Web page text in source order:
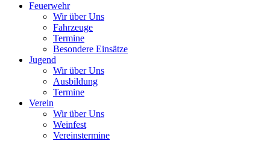
Feuerwehr
Wir über Uns
Fahrzeuge
Termine
Besondere Einsätze
Jugend
Wir über Uns
Ausbildung
Termine
Verein
Wir über Uns
Weinfest
Vereinstermine